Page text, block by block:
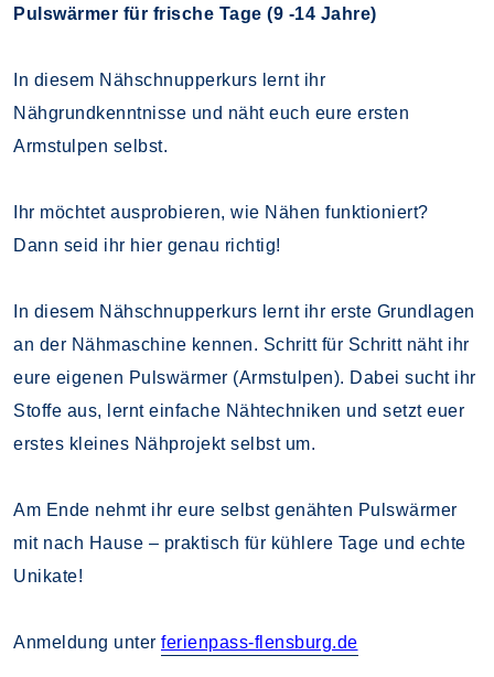
Pulswärmer für frische Tage (9 -14 Jahre)
In diesem Nähschnupperkurs lernt ihr
Nähgrundkenntnisse und näht euch eure ersten
Armstulpen selbst.
Ihr möchtet ausprobieren, wie Nähen funktioniert?
Dann seid ihr hier genau richtig!
In diesem Nähschnupperkurs lernt ihr erste Grundlagen
an der Nähmaschine kennen. Schritt für Schritt näht ihr
eure eigenen Pulswärmer (Armstulpen). Dabei sucht ihr
Stoffe aus, lernt einfache Nähtechniken und setzt euer
erstes kleines Nähprojekt selbst um.
Am Ende nehmt ihr eure selbst genähten Pulswärmer
mit nach Hause – praktisch für kühlere Tage und echte
Unikate!
Anmeldung unter ferienpass-flensburg.de